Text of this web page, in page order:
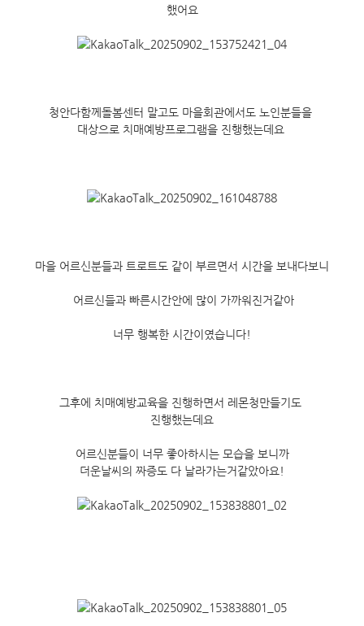
했어요
청안다함께돌봄센터 말고도 마을회관에서도 노인분들을
대상으로 치매예방프로그램을 진행했는데요
마을 어르신분들과 트로트도 같이 부르면서 시간을 보내다보니
어르신들과 빠른시간안에 많이 가까워진거같아
너무 행복한 시간이였습니다!
그후에 치매예방교육을 진행하면서 레몬청만들기도
진행했는데요
어르신분들이 너무 좋아하시는 모습을 보니까
더운날씨의 짜증도 다 날라가는거같았아요!